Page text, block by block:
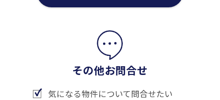
その他お問合せ
気になる物件について問合せたい